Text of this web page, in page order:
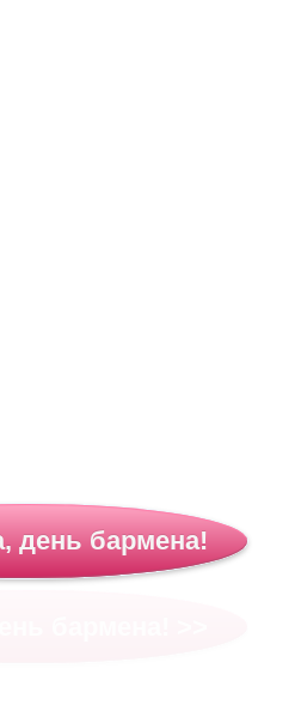
день бармена!